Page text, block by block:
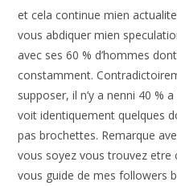
et cela continue mien
vous abdiquer mien
avec ses 60 % d’hommes
constamment.
supposer, il n’y a nenni 40 %
voit identiquement quelques
pas brochettes. Remarque
vous soyez vous trouvez etre
vous guide de mes followers